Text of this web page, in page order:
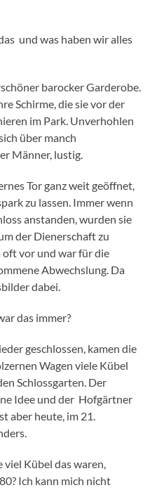
und was haben wir alles
barocker Garderobe.
Schirme, die sie vor der
im Park. Unverhohlen
über manch
Männer, lustig.
Tor ganz weit geöffnet,
zu lassen. Immer wenn
anstanden, wurden sie
der Dienerschaft zu
oft vor und war für die
Abwechslung. Da
dabei.
das immer?
geschlossen, kamen die
Wagen viele Kübel
Schlossgarten. Der
Idee und der Hofgärtner
aber heute, im 21.
viel Kübel das waren,
Ich kann mich nicht